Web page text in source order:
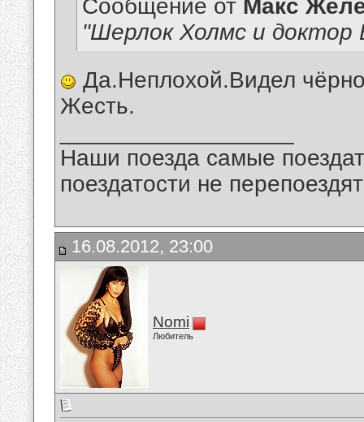
Сообщение от Макс
"Шерлок Холмс и
Да.Неплохой.Видел
Жесть.
Наши поезда самые
поездатости не
16.08.2012, 23:00
Nomi
Любитель